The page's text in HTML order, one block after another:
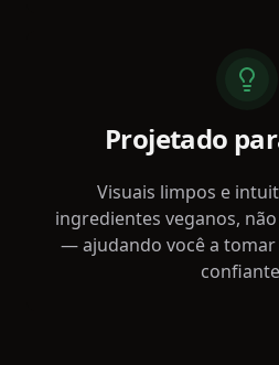
Projetado
Visuais limpos e
ingredientes veganos,
— ajudando você a tomar